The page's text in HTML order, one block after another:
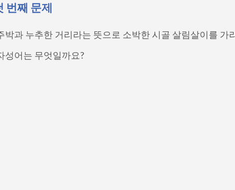
번째 문제
박과 누추한 거리라는 뜻으로 소박한 시골 살림살이를 가
성어는 무엇일까요?